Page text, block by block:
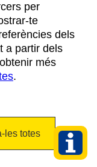
per
te
dels
a partir dels
més
.
les totes